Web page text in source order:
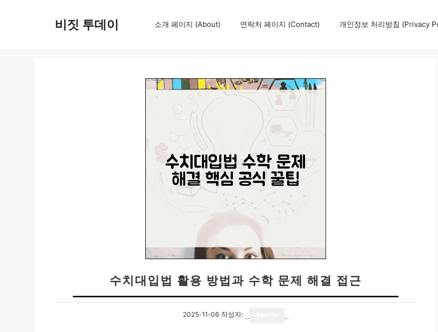
비짓 투데이 소개 페이지 (About) 연락처 페이지 (Contact) 개인정보 처리방침 (Privacy
수치대입법 활용 방법과 수학 문제 해결 접근
2025-11-06 작성자: